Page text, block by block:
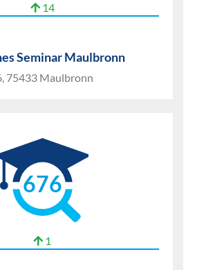
14
Seminar Maulbronn
75433 Maulbronn
676
1